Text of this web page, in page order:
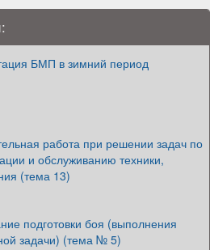
БМП в зимний период
работа при решении задач по
и обслуживанию техники,
(тема 13)
подготовки боя (выполнения
задачи) (тема № 5)